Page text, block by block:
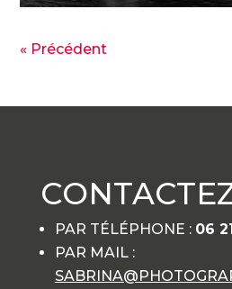
« Précédent
PAR TÉLÉPHONE : 06
PAR MAIL :